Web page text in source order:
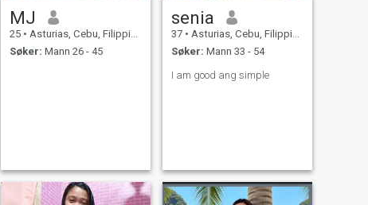
MJ
25 • Asturias, Cebu, Filippinene
Søker: Mann 26 - 45
senia
37 • Asturias, Cebu, Filippinene
Søker: Mann 33 - 54
I am good ang simple